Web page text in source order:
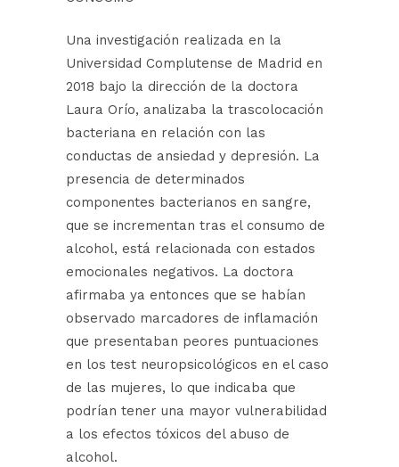
Una investigación realizada en la
Universidad Complutense de Madrid en
2018 bajo la dirección de la doctora
Laura Orío, analizaba la trascolocación
bacteriana en relación con las
conductas de ansiedad y depresión. La
presencia de determinados
componentes bacterianos en sangre,
que se incrementan tras el consumo de
alcohol, está relacionada con estados
emocionales negativos. La doctora
afirmaba ya entonces que se habían
observado marcadores de inflamación
que presentaban peores puntuaciones
en los test neuropsicológicos en el caso
de las mujeres, lo que indicaba que
podrían tener una mayor vulnerabilidad
a los efectos tóxicos del abuso de
alcohol.